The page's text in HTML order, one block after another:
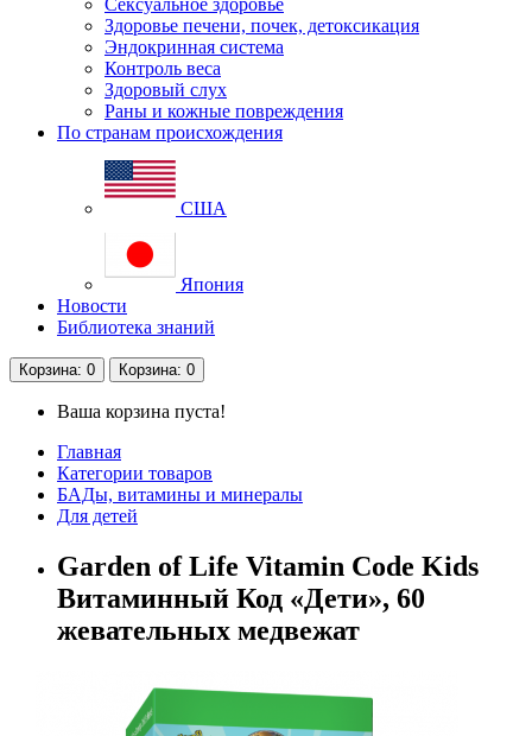
Сексуальное здоровье
Здоровье печени, почек, детоксикация
Эндокринная система
Контроль веса
Здоровый слух
Раны и кожные повреждения
По странам происхождения
США
Япония
Новости
Библиотека знаний
Корзина: 0 Корзина: 0
Ваша корзина пуста!
Главная
Категории товаров
БАДы, витамины и минералы
Для детей
Garden of Life Vitamin Code Kids
Витаминный Код «Дети», 60
жевательных медвежат